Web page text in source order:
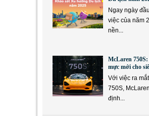
Ngay ngày
việc của năm
nền...
McLaren
mực mới cho
Với việc ra
750S,
định...